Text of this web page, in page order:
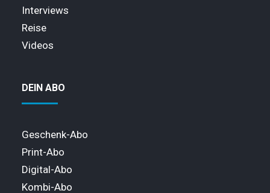
Interviews
Reise
Videos
DEIN ABO
Geschenk-Abo
Print-Abo
Digital-Abo
Kombi-Abo